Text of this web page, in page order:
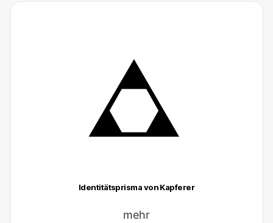
Identitätsprisma von Kapferer
mehr